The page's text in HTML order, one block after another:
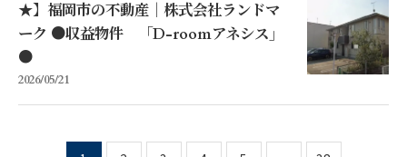
★】福岡市の不動産｜株式会社ランドマ
ーク ●収益物件 「D-roomアネシス」
●
2026/05/21